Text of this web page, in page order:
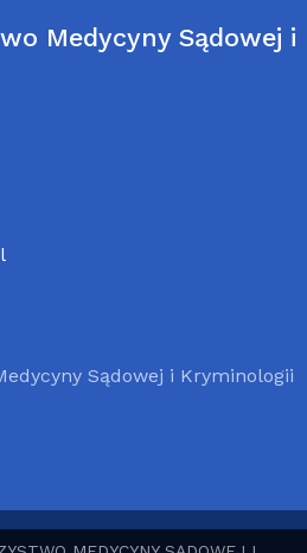
Medycyny Sądowej i
Sądowej i Kryminologii